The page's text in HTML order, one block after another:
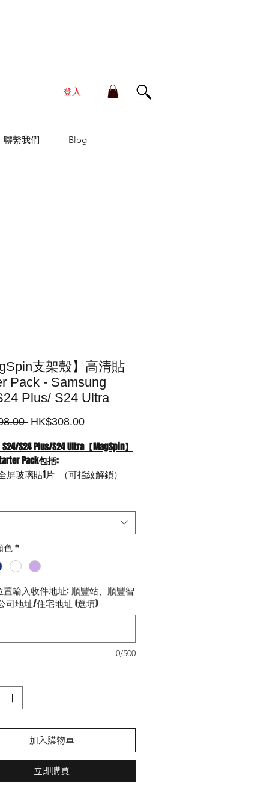
登入
聯繫我們 Blog
支架殼】高清貼
Pack - Samsung
Plus/ S24 Ultra
一
價
格
HK$308.00促
價
S24 Plus/S24 Ultra【MagSpin】
Pack包括:
屏玻璃貼1片 （可指紋解鎖）
輸出快速充電器 (Type-C PD & QC
A)1個 (黑色或白色視乎存貨供應)
C to Type C快充電數據線1條
】支架磁吸保護殼 :
磁吸功能
殻設計
架可360°旋轉, 可直放或橫放
質軟硬的結合,提高保護性
突出機身的設計, 避免直接與桌面
色*
置輸入收件地址: 順豐站、順豐智
司地址/住宅地址 (選填)
0/500
加入購物車
立即購買